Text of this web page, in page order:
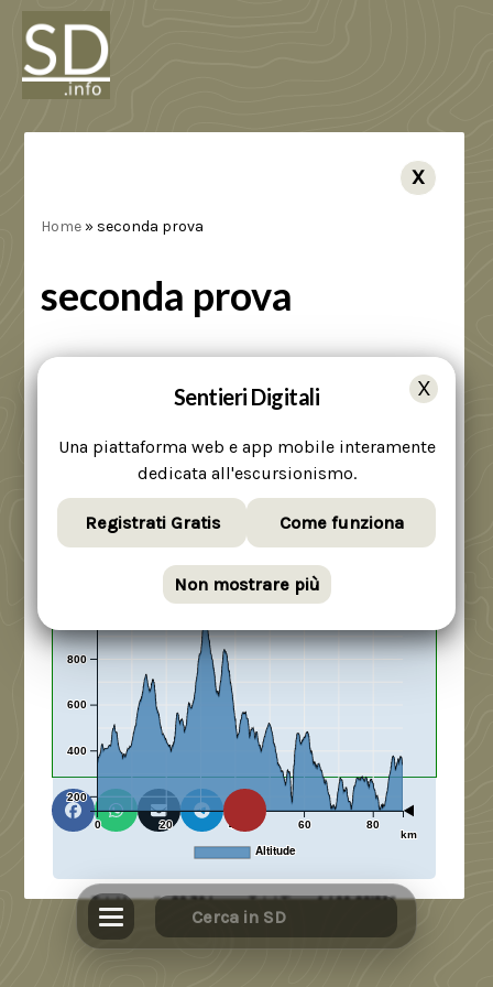
X
Home » seconda prova
seconda prova
Leaflet| ©OpenStreetMapcontributors
0 20 40 60 80
km
200
400
600
800
Altitude
Total Length:88.70 km Total Time:1d 00:38'21"
Min Elevation:137.08 m
Max Elevation:
987.08 m
Avg Elevation:446.35 m
Sentieri Digitali
Una piattaforma web e app mobile interamente
dedicata all'escursionismo.
Registrati Gratis Come funziona
Non mostrare più